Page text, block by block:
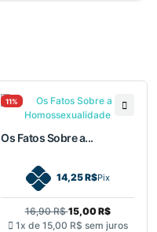
11%
Os Fatos Sobre a...
14,25 R$Pix
16,90 R$15,00 R$
1x de 15,00 R$ sem juros